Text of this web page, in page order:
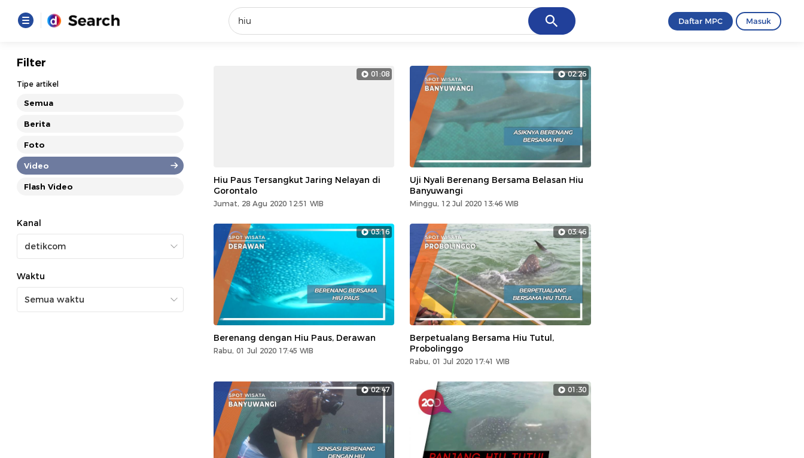
Cancel Daftar MPC Masuk
Filter
Tipe artikel
Semua
Berita
Foto
Video
Flash Video
Kanal
Waktu
01:08
Hiu Paus Tersangkut Jaring Nelayan di
Gorontalo
Jumat, 28 Agu 2020 12:51 WIB
02:26
Uji Nyali Berenang Bersama Belasan Hiu
Banyuwangi
Minggu, 12 Jul 2020 13:46 WIB
03:16
Berenang dengan Hiu Paus, Derawan
Rabu, 01 Jul 2020 17:45 WIB
03:46
Berpetualang Bersama Hiu Tutul,
Probolinggo
Rabu, 01 Jul 2020 17:41 WIB
02:47 01:30